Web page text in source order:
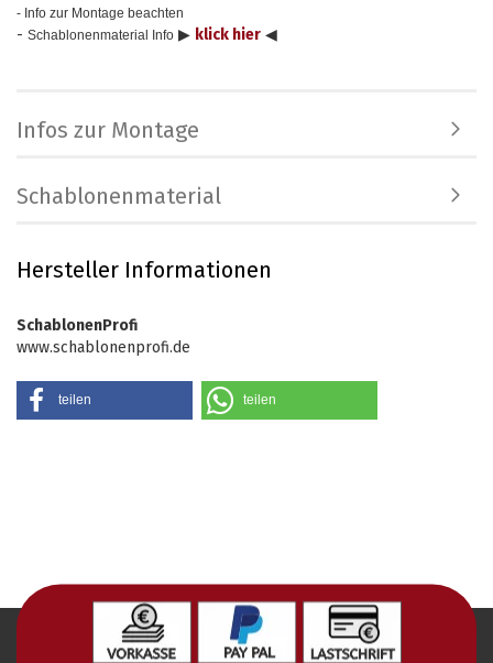
- Info zur Montage beachten
- Schablonenmaterial Info ▶ klick hier ◀
Infos zur Montage
Schablonenmaterial
Hersteller Informationen
SchablonenProfi
www.schablonenprofi.de
teilen teilen